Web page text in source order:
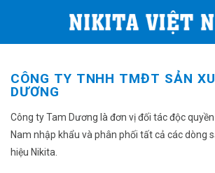
CÔNG TY TNHH TMĐT SẢN
DƯƠNG
Công ty Tam Dương là đơn vị đối tác độc
Nam nhập khẩu và phân phối tất cả các dòng
hiệu Nikita.